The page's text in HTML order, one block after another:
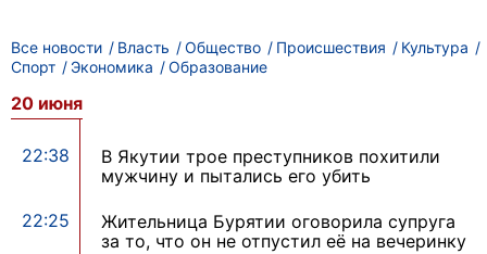
Все новости Власть Общество Происшествия
Культура
Спорт
Экономика Образование
20 июня
22:38
В Якутии трое преступников похитили
мужчину и пытались его убить
22:25
Жительница Бурятии оговорила супруга
за то, что он не отпустил её на вечеринку